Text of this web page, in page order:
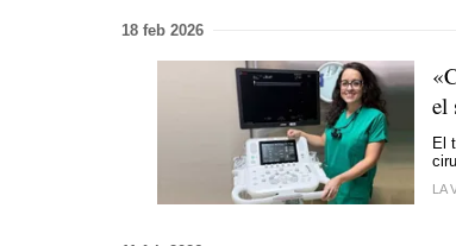
18 feb 2026
el
El
LA